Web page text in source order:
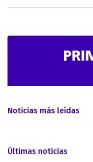
Noticias más leídas
Últimas noticias